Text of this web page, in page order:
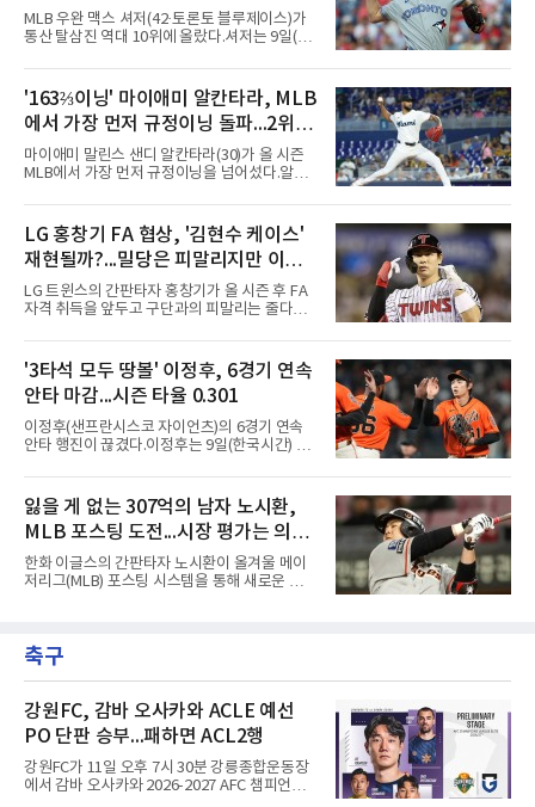
MLB 우완 맥스 셔저(42·토론토 블루제이스)가
통산 탈삼진 역대 10위에 올랐다.셔저는 9일(한
서 열린 필라델피아 필리스와의 원정 경기에 선
발 등판해 5⅓이닝 4탈삼진을 기록, 통산 3천
516개를 쌓아 월터 존슨(3천515개)을 1개 차로
제쳤다.이 부문 1위는 놀런 라이언(5천714개)이
며 랜디 존슨(4천875개), 로저 클레먼스(4천672
개), 스티브 칼턴(4천136개)이 뒤를 잇는다.현역
중에서는 올 시즌 후 은퇴하는 통산 8위 저스틴
두 2위다. 올해 토론토와 1년 300만 달러에 재계
약한 그는 9위 게일로드 페리(3
'163⅔이닝' 마이애미 알칸타라, MLB
에서 가장 먼저 규정이닝 돌파...2위와
14이닝 차
마이애미 말린스 샌디 알칸타라(30)가 올 시즌
MLB에서 가장 먼저 규정이닝을 넘어섰다.알칸
크에서 열린 로스앤젤레스 에인절스전에 선발
등판해 7이닝 3피안타 무실점을 기록, 7-0 승리
를 이끌며 시즌 13승(6패)을 올렸다. 평균자책점
은 3.52로 떨어졌고, 3회를 마쳤을 때 통산 1천
226이닝을 기록해 리키 놀라스코의 구단 최다
이닝(1천225⅔이닝)을 경신했다.시즌 소화 이닝
은 163⅔이닝으로 규정이닝 162이닝을 통과했
인트루이스에서 데뷔해 이듬해 마이애미로 이적
한 그는 2022년 리그 최다 228⅔이닝
LG 홍창기 FA 협상, '김현수 케이스'
재현될까?...밀당은 피말리지만 이적
가능성은 낮아
LG 트윈스의 간판타자 홍창기가 올 시즌 후 FA
자격 취득을 앞두고 구단과의 피말리는 줄다리
김현수가 FA 시장에서 이적했던 충격적인 선례
가 소환되면서 벌써부터 팬들의 이목이 집중되
는 양상이다.다만 이번 협상은 과거 김현수 케이
스와는 판이하게 다른 환경 속에서 전개될 것으
로 보인다. 선수 측과 구단 간의 시각 차이가 팽
팽히 맞서며 내부 협상 과정은 극심한 진통을 겪
을 가능성이 크지만, 시장 외부에서 불어오는 변
에서 이탈하는 아픔을 겪었고, 이어진 2026시즌
초중반에도 실전 감각 회복
'3타석 모두 땅볼' 이정후, 6경기 연속
안타 마감...시즌 타율 0.301
이정후(샌프란시스코 자이언츠)의 6경기 연속
안타 행진이 끊겼다.이정후는 9일(한국시간) 미
트로이트 타이거스와의 홈경기에 2번 타자 우익
수로 출전해 3타수 무안타에 그쳤다. 시즌 타율
은 0.301로 하락했다. 1회와 4회 유격수 땅볼, 7
회 2루수 땅볼로 물러났고 9회초 대수비와 교체
됐다.샌프란시스코는 팀 전체가 2안타에 묶인
데다 7회 6실점이 겹쳐 0-8로 졌다.샌디에이고
파드리스 송성문은 휴스턴 애스트로스와의 홈경
잃을 게 없는 307억의 남자 노시환,
MLB 포스팅 도전...시장 평가는 의외
일 수 있어
한화 이글스의 간판타자 노시환이 올겨울 메이
저리그(MLB) 포스팅 시스템을 통해 새로운 도전
을 포함했다. 국내에서 이미 최고 수준의 대우와
확실한 입지를 확보한 만큼, 이번 메이저리그 도
이 없는 도전에 가깝다. 노시환은 이미 KBO리그
에서 연평균 약 28억 원에 달하는 대형 계약과
한화의 프랜차이즈 스타라는 지위를 얻었다. 만
약 MLB 구단들의 평가가 기대에 미치지 못하더
라도 돌아올 곳이 확실하다.그렇다고 포스팅 도
전의 의미가 작아지는 것은 아
축구
강원FC, 감바 오사카와 ACLE 예선
PO 단판 승부...패하면 ACL2행
강원FC가 11일 오후 7시 30분 강릉종합운동장
에서 감바 오사카와 2026-2027 AFC 챔피언스